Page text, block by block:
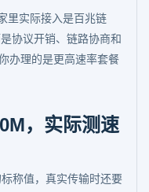
里实际接入是百兆链
协议开销、链路协商和
办理的是更高速率套餐
，实际测速
称值，真实传输时还要